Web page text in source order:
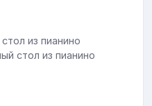
стол из пианино